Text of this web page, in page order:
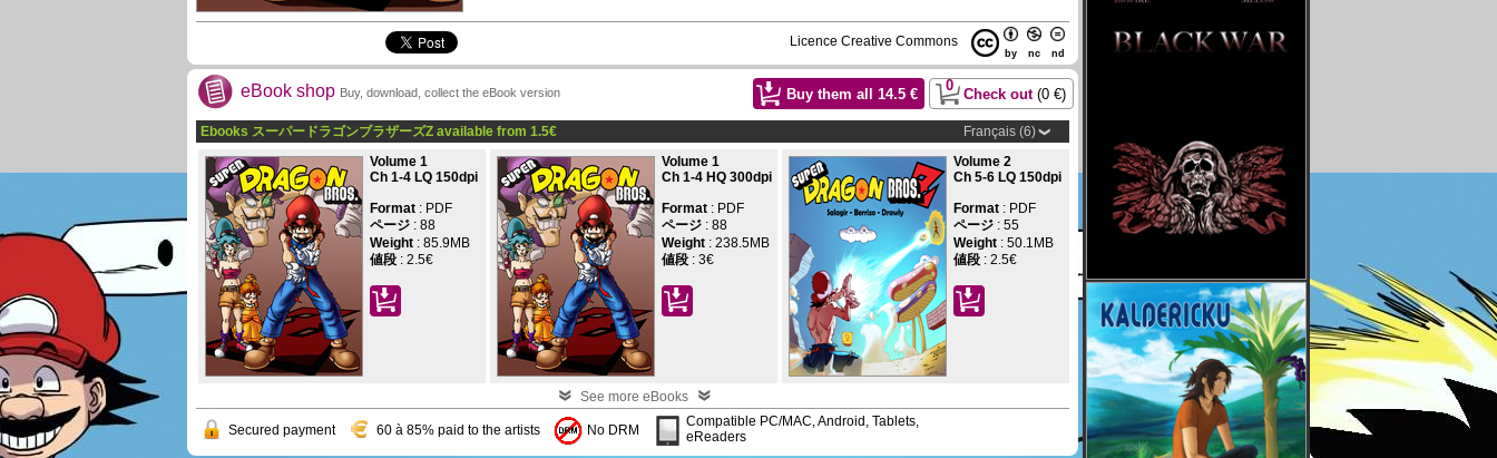
Licence Creative Commons
by nc nd
0 Check out (0 €)
Buy them all 14.5 €
eBook shop Buy, download, collect the eBook version
Ebooks スーパードラゴンブラザーズZ available from 1.5€
Français (6)
Volume 1
Ch 1-4 LQ 150dpi
Format : PDF
ページ : 88
Weight : 85.9MB
値段 : 2.5€
Volume 1
Ch 1-4 HQ 300dpi
Format : PDF
ページ : 88
Weight : 238.5MB
値段 : 3€
Volume 2
Ch 5-6 LQ 150dpi
Format : PDF
ページ : 55
Weight : 50.1MB
値段 : 2.5€
See more eBooks
Secured payment 60 à 85% paid to the artists No DRM
Compatible PC/MAC, Android, Tablets,
eReaders